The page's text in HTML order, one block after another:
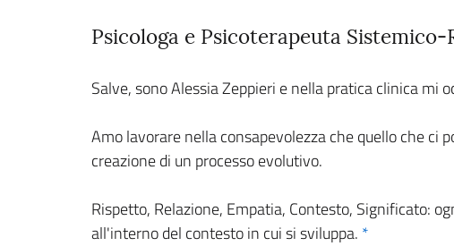
Psicologa e Psicoterapeuta
Salve, sono Alessia Zeppieri e nella pratica clinica mi
Amo lavorare nella consapevolezza che quello che
creazione di un processo evolutivo.
Rispetto, Relazione, Empatia, Contesto, Significato:
all'interno del contesto in cui si sviluppa. *